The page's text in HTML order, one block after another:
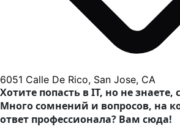
6051 Calle De Rico, San Jose, CA
Хотите попасть в IT, но не знаете,
Много сомнений и вопросов, на
ответ профессионала? Вам сюда!